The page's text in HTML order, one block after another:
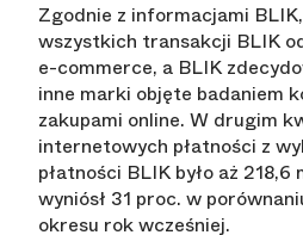
Zgodnie z informacjami
wszystkich transakcji BLIK
e-commerce, a BLIK
inne marki objęte badaniem
zakupami online. W drugim
internetowych płatności z
płatności BLIK było aż
wyniósł 31 proc. w
okresu rok wcześniej.